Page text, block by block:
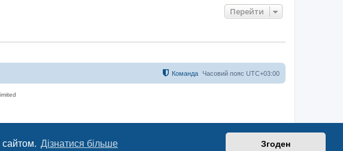
сайтом. Дізнатися більше Згоден
Перейти
Часовий пояс UTC+03:00
Команда